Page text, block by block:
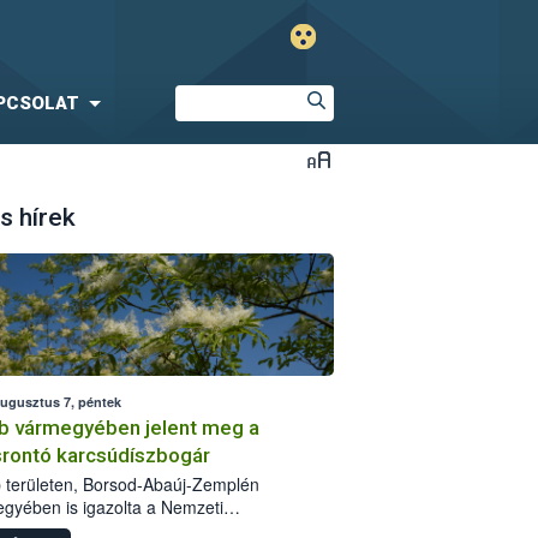
hírek
7, péntek
vármegyében jelent meg a
karcsúdíszbogár
területen, Borsod-Abaúj-Zemplén
is igazolta a Nemzeti
biztonsági Hivatal (Nébih) a